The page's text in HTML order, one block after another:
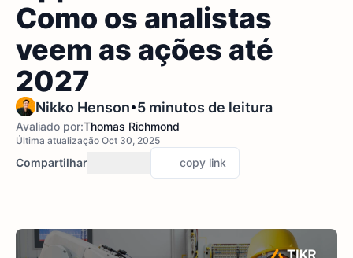
Como os analistas
veem as ações até
2027
Nikko Henson•5 minutos de leitura
Avaliado por:Thomas Richmond
Última atualização Oct 30, 2025
Compartilhar copy link